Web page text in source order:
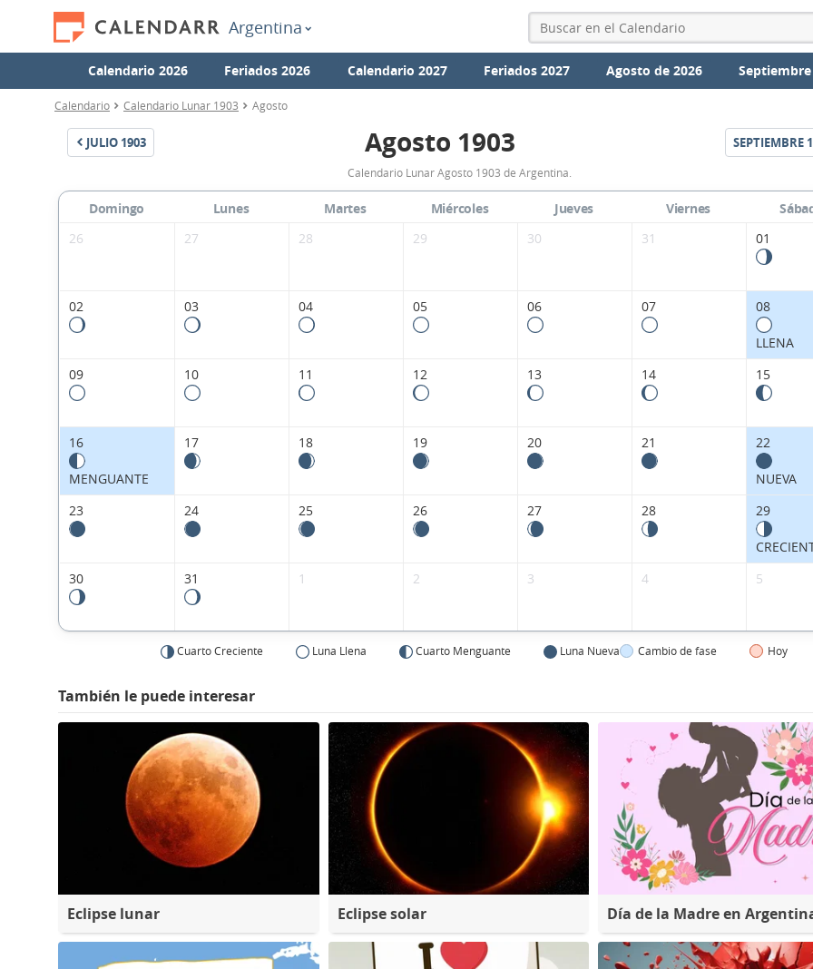
Argentina
Calendario 2026 Feriados 2026 Calendario 2027 Feriados 2027 Agosto de 2026
Calendario Calendario Lunar 1903 Agosto
JULIO 1903
Calendario
Lunar
Agosto
Argentina.
Agosto 1903 SEPTIEMBRE
Calendario Lunar Agosto 1903 de Argentina.
Domingo Lunes Martes Miércoles Jueves Viernes
26
27 28 29 30 31 01
02 03 04 05 06 07 08
LLENA
09
10 11 12 13 14 15
16
MENGUANTE
17 18 19 20 21 22
NUEVA
23
24 25 26 27 28 29
30
31 1 2 3 4 5
Cuarto Creciente Luna Llena Cuarto Menguante Luna Nueva Cambio de fase Hoy
También le puede interesar
Eclipse lunar Eclipse solar Día de la Madre en